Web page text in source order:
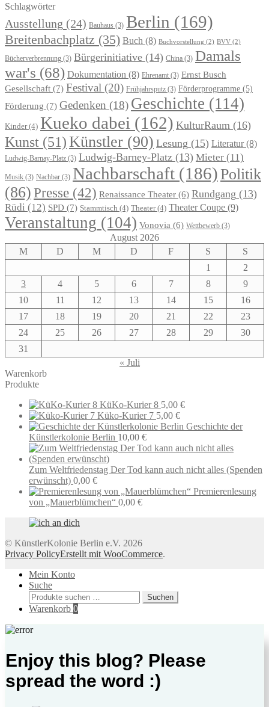
Schlagwörter
Ausstellung (24) Bauhaus (3) Berlin (169)
Breitenbachplatz (35) Buch (8) Buchvorstellung (2) BVV (2)
Bücherverbrennung (3) Bürgerinitiative (14) China (3) Damals
war's (68) Dokumentation (8) Ehrenamt (3) Ernst Busch
Gesellschaft (7) Festival (20) Frühjahrsputz (3) Förderprogramme (5)
Förderung (7) Gedenken (18) Geschichte (114)
Kinder(4) Kueko dabei (162) KulturRaum (16)
Kunst (51)Künstler (90) Lesung (15) Literatur(8)
Ludwig-Barnay-Platz (3) Ludwig-Barney-Platz (13) Mieter (11)
Musik (3) Nachbar (3) Nachbarschaft (186)Politik
(86) Presse (42) Renaissance Theater (6) Rundgang (13)
Rüdi (12) SPD (7) Stammtisch (4) Theater(4) Theater Coupe (9)
Veranstaltung (104) Vonovia (6) Wettbewerb (3)
August 2026
M
D M D F S
S
1
2
3
4 5 6 7 8
9
10
11 12 13 14 15
16
17
18 19 20 21 22
23
24
25 26 27 28 29
30
31
« Juli
Warenkorb
Produkte
KüKo-Kurier 8 5,00 €
Küko-Kurier 7 5,00 €
Geschichte der
Künstlerkolonie Berlin 10,00 €
Zum Weltfriedenstag Der Tod kann auch nicht alles (Spenden
erwünscht) 0,00 €
Premierenlesung
von „Mauerblümchen“ 0,00 €
© KünstlerKolonie Berlin e.V. 2026
Privacy PolicyErstellt mit WooCommerce.
Mein Konto
Suche
Suchen
nach:
Suchen
Warenkorb 0
Enjoy this blog? Please
spread the word :)